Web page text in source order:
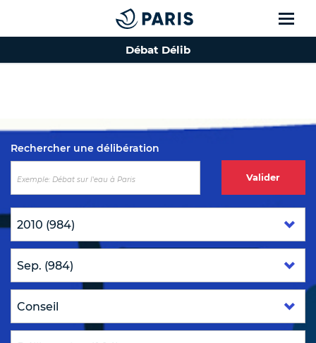
Top of the page
Débat Délib
Rechercher une délibération
Valider